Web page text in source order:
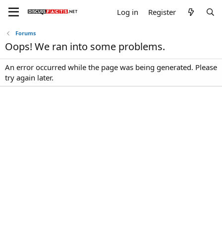
Log in Register
Forums
Oops! We ran into some problems.
An error occurred while the page was being generated. Please
try again later.